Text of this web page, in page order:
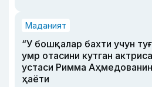
Маданият
“У бошқалар бахти учун
умр отасини кутган
устаси Римма
ҳаёти